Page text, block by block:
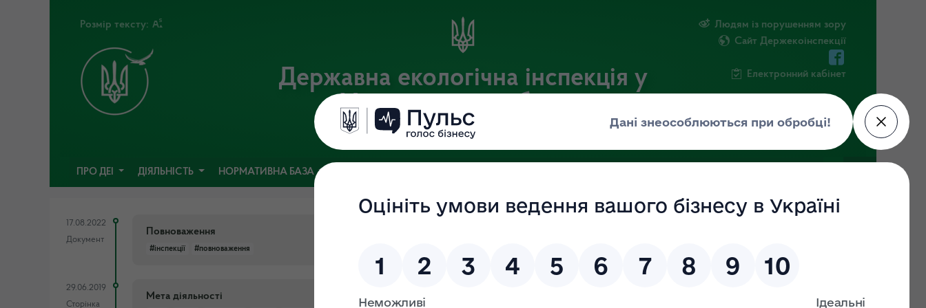
Розмір тексту:
Державна екологічна інспекція у
Хмельницькій області
Офіційний веб-портал
Людям із порушенням зору
Сайт Держекоінспекції
Електронний кабінет
ПРО ДЕІ ДІЯЛЬНІСТЬ НОРМАТИВНА БАЗА
17.08.2022
Документ
Повноваження
#інспекції #повноваження
29.06.2019
Сторінка
Мета діяльності